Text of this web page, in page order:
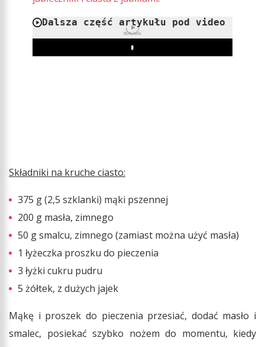
Dalsza część artykułu pod video
REKLAMA
Play
Składniki na kruche ciasto:
375 g (2,5 szklanki) mąki pszennej
200 g masła, zimnego
50 g smalcu, zimnego (zamiast można użyć masła)
1 łyżeczka proszku do pieczenia
3 łyżki cukru pudru
5 żółtek, z dużych jajek
Mąkę i proszek do pieczenia przesiać, dodać masło i
smalec, posiekać szybko nożem do momentu, kiedy